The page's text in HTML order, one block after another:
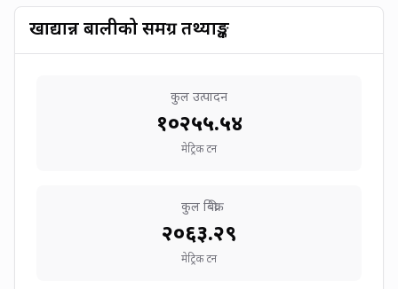
खाद्यान्न बालीको समग्र तथ्याङ्क
कुल उत्पादन
१०२५५.५४
मेट्रिक टन
कुल बिक्री
२०६३.२९
मेट्रिक टन